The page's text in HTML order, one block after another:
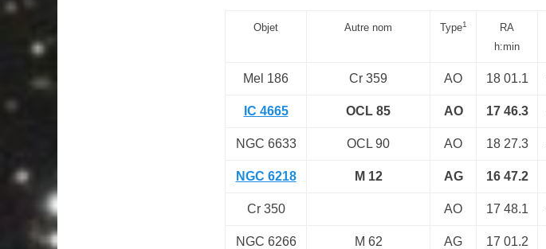
Objet Autre nom Type1
RA
h:min
Mel 186 Cr 359 AO 18 01.1
IC 4665 OCL 85 AO 17 46.3
NGC 6633 OCL 90 AO 18 27.3
NGC 6218 M 12 AG 16 47.2
Cr 350 AO 17 48.1
NGC 6266 M 62 AG 17 01.2